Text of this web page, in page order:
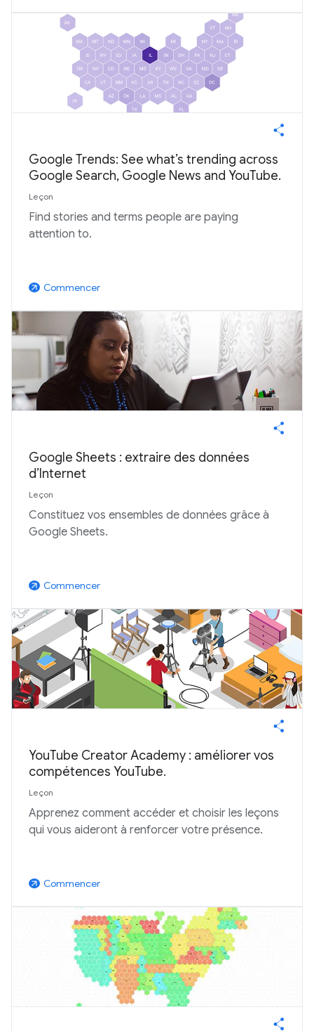
Google Trends: See what’s trending across
Google Search, Google News and YouTube.
Leçon
Find stories and terms people are paying
attention to.
arrow_outward Commencer
Google Sheets : extraire des données
d’Internet
Leçon
Constituez vos ensembles de données grâce à
Google Sheets.
arrow_outward Commencer
YouTube Creator Academy : améliorer vos
compétences YouTube.
Leçon
Apprenez comment accéder et choisir les leçons
qui vous aideront à renforcer votre présence.
arrow_outward Commencer